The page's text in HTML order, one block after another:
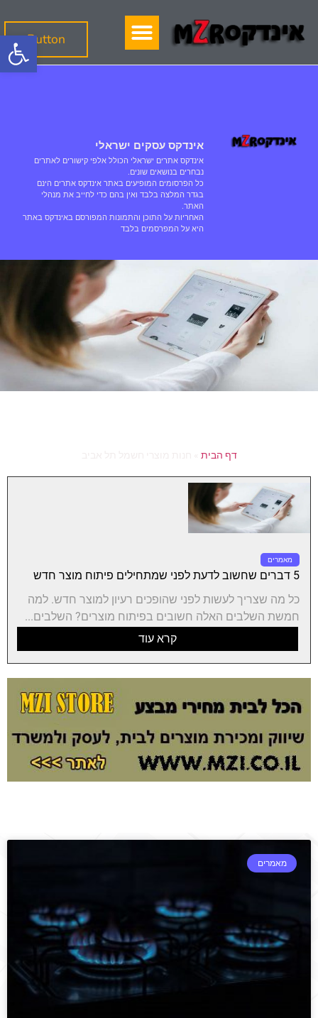
פתחButton
אינדקס עסקים ישראלי
אינדקס אתרים ישראלי הכולל אלפי קישורים לאתרים
נבחרים בנושאים שונים.
כל הפרסומים המופיעים באתר אינדקס אתרים הינם
בגדר המלצה בלבד ואין בהם כדי לחייב את מנהלי
האתר.
האחריות על התוכן והתמונות המפורסם באינדקס באתר
היא על המפרסמים בלבד
דף הבית
מאמרים
5 דברים שחשוב לדעת לפני שמתחילים פיתוח מוצר חדש
כל מה שצריך לעשות לפני שהופכים רעיון למוצר חדש. למה
חמשת השלבים האלה חשובים בפיתוח מוצרים? השלבים...
קרא עוד
מאמרים